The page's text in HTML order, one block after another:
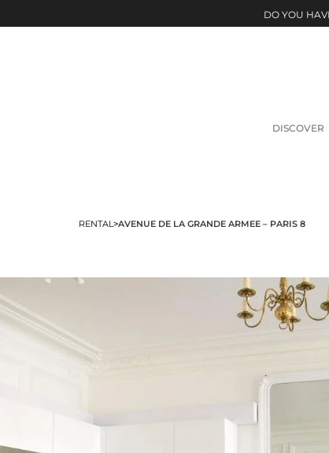
DO YOU
DISCOVER
RENTAL>AVENUE DE LA GRANDE ARMEE – PARIS 8